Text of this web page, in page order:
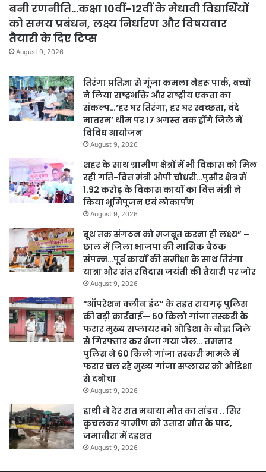
बनी रणनीति…कक्षा 10वीं-12वीं के मेधावी विद्यार्थियों
को समय प्रबंधन, लक्ष्य निर्धारण और विषयवार
तैयारी के दिए टिप्स
August 9, 2026
तिरंगा प्रतिज्ञा से गूंजा कमला नेहरू पार्क, बच्चों
ने लिया राष्ट्रभक्ति और राष्ट्रीय एकता का
संकल्प…‘हर घर तिरंगा, हर घर स्वच्छता, वंदे
मातरम’ थीम पर 17 अगस्त तक होंगे जिले में
विविध आयोजन
August 9, 2026
शहर के साथ ग्रामीण क्षेत्रों में भी विकास को मिल
रही गति-वित्त मंत्री ओपी चौधरी…पुसौर क्षेत्र में
1.92 करोड़ के विकास कार्यों का वित्त मंत्री ने
किया भूमिपूजन एवं लोकार्पण
August 9, 2026
बूथ तक संगठन को मजबूत करना ही लक्ष्य” –
छाल में जिला भाजपा की मासिक बैठक
संपन्न…पूर्व कार्यों की समीक्षा के साथ तिरंगा
यात्रा और संत रविदास जयंती की तैयारी पर जोर
August 9, 2026
“ऑपरेशन क्लीन हंट” के तहत रायगढ़ पुलिस
की बड़ी कार्रवाई— 60 किलो गांजा तस्करी के
फरार मुख्य सप्लायर को ओडिशा के बौद्ध जिले
से गिरफ्तार कर भेजा गया जेल… तमनार
पुलिस ने 60 किलो गांजा तस्करी मामले में
फरार चल रहे मुख्य गांजा सप्लायर को ओडिशा
से दबोचा
August 9, 2026
हाथी ने देर रात मचाया मौत का तांडव .. सिर
कुचलकर ग्रामीण को उतारा मौत के घाट,
जमाबीरा में दहशत
August 9, 2026